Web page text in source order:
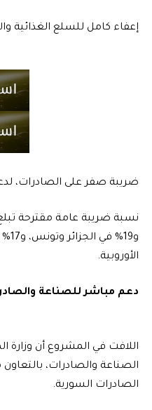
إعفاء كامل للسلع الغذائية
ضريبة صفر على الصادرات،
الأوروبية.
دعم مباشر للصناعة
اللافت في المشروع أن
الصناعة والصادرات،
الصادرات السورية.